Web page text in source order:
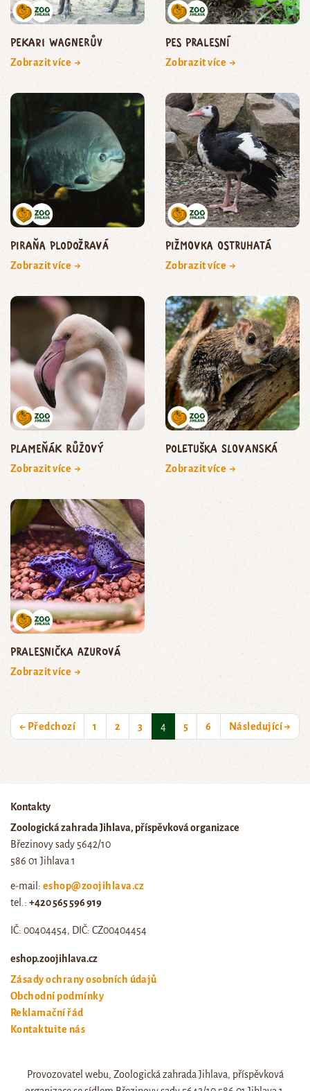
pekari Wagnerův
Zobrazit více →
pes pralesní
Zobrazit více →
piraňa plodožravá
Zobrazit více →
pižmovka ostruhatá
Zobrazit více →
plameňák růžový
Zobrazit více →
Poletuška slovanská
Zobrazit více →
pralesnička azurová
Zobrazit více →
← Předchozí 1 2 3 4 (current)
5 6 Následující →
Kontakty
Zoologická zahrada Jihlava, příspěvková organizace
Březinovy sady 5642/10
586 01 Jihlava 1
e-mail: eshop@zoojihlava.cz
tel.: +420 565 596 919
IČ: 00404454, DIČ: CZ00404454
eshop.zoojihlava.cz
Zásady ochrany osobních údajů
Obchodní podmínky
Reklamační řád
Kontaktujte nás
Web zoo jihlava
Provozovatel webu, Zoologická zahrada Jihlava, příspěvková